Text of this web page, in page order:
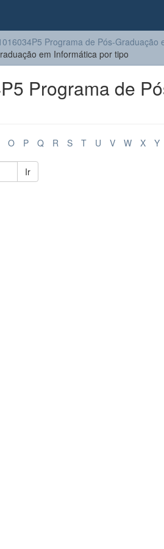
Programa de Pós-Graduação
em Informática por tipo
Programa de
O P Q R S T U V W X Y
Ir